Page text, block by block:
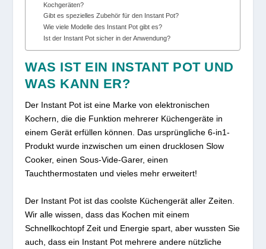
Kochgeräten?
Gibt es spezielles Zubehör für den Instant Pot?
Wie viele Modelle des Instant Pot gibt es?
Ist der Instant Pot sicher in der Anwendung?
WAS IST EIN INSTANT POT UND
WAS KANN ER?
Der Instant Pot ist eine Marke von elektronischen
Kochern, die die Funktion mehrerer Küchengeräte in
einem Gerät erfüllen können. Das ursprüngliche 6-in1-
Produkt wurde inzwischen um einen drucklosen Slow
Cooker, einen Sous-Vide-Garer, einen
Tauchthermostaten und vieles mehr erweitert!
Der Instant Pot ist das coolste Küchengerät aller Zeiten.
Wir alle wissen, dass das Kochen mit einem
Schnellkochtopf Zeit und Energie spart, aber wussten Sie
auch, dass ein Instant Pot mehrere andere nützliche